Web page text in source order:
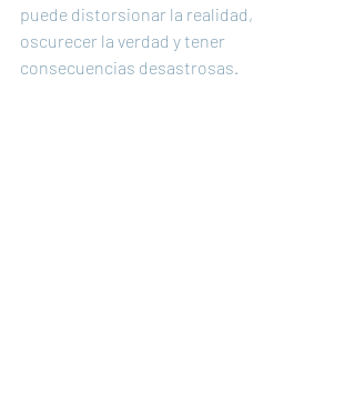
puede distorsionar la realidad,
oscurecer la verdad y tener
consecuencias desastrosas.